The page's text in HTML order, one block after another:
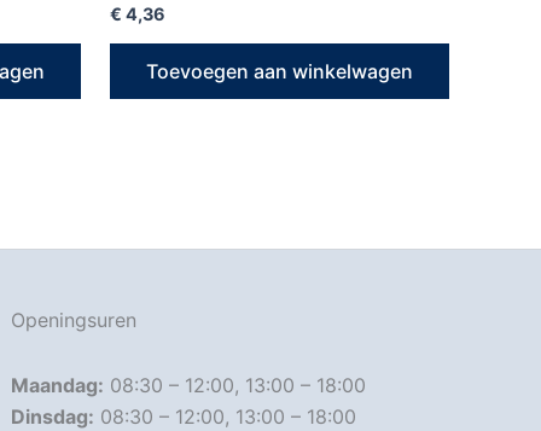
€ 4,36
Toevoegen aan winkelwagen
Openingsuren
Maandag: 08:30 – 12:00, 13:00 – 18:00
Dinsdag: 08:30 – 12:00, 13:00 – 18:00